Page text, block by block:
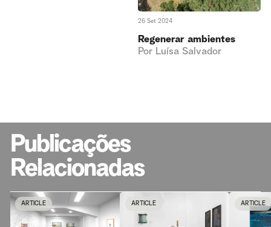
26 Set 2024
Regenerar ambientes
Por Luísa Salvador
Publicações
Relacionadas
ARTICLE ARTICLE ARTICLE